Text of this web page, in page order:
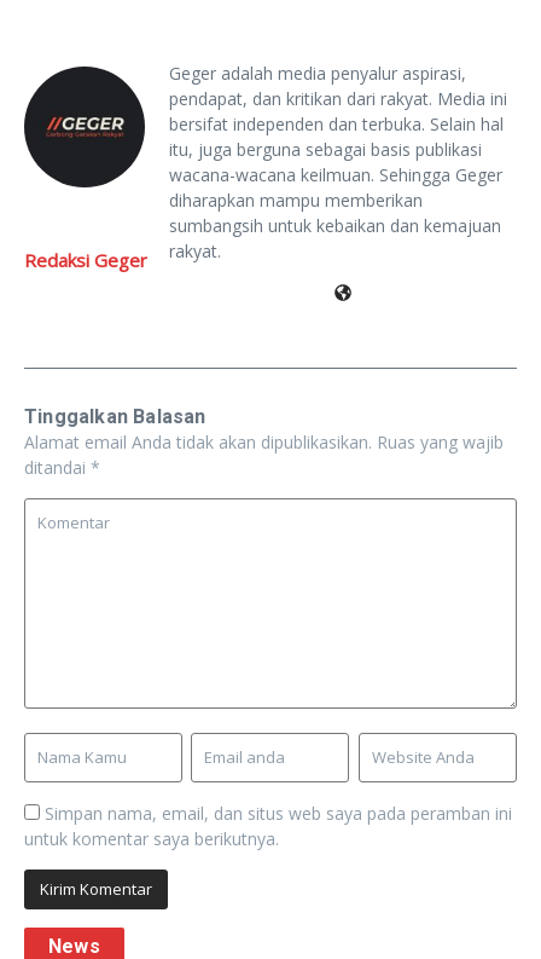
Redaksi Geger
Geger adalah media penyalur aspirasi,
pendapat, dan kritikan dari rakyat. Media ini
bersifat independen dan terbuka. Selain hal
itu, juga berguna sebagai basis publikasi
wacana-wacana keilmuan. Sehingga Geger
diharapkan mampu memberikan
sumbangsih untuk kebaikan dan kemajuan
rakyat.
Tinggalkan Balasan
Alamat email Anda tidak akan dipublikasikan. Ruas yang wajib
ditandai *
Simpan nama, email, dan situs web saya pada peramban ini
untuk komentar saya berikutnya.
News